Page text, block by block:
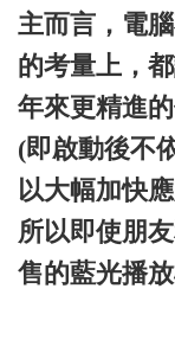
主而言，電
的考量上，
年來更精進
(即啟動後不
以大幅加快
所以即使朋
售的藍光播